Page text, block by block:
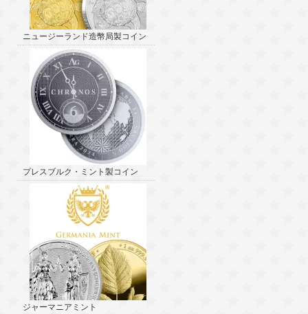
ニュージーランド造幣局製コイン
プレスブルク・ミント製コイン
ジャーマニアミント